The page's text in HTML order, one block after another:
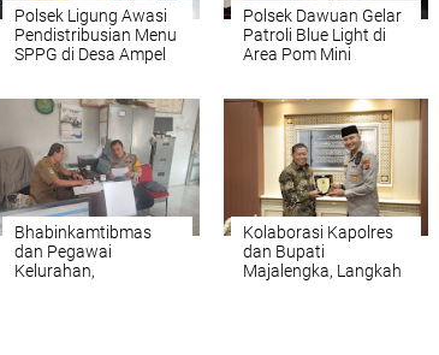
Polsek Ligung Awasi
Pendistribusian Menu
SPPG di Desa Ampel
Polsek Dawuan Gelar
Patroli Blue Light di
Area Pom Mini
Bhabinkamtibmas
dan Pegawai
Kelurahan,
Kolaborasi Kapolres
dan Bupati
Majalengka, Langkah